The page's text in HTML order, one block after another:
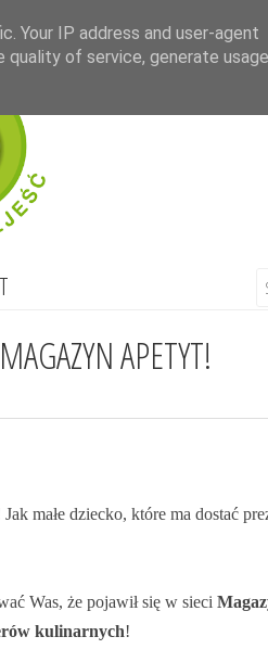
APETYT!
małe dziecko, które ma dostać
Was, że pojawił się w sieci
kulinarnych!
Your IP address and user-agent
quality of service, generate usage